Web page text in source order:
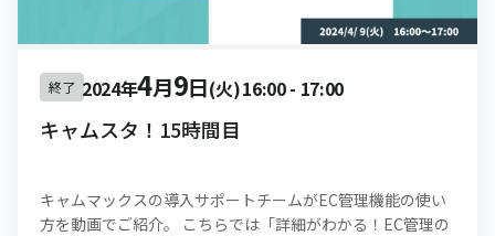
終了 2024年4月9日(火)16:00- 17:00
キャムスタ！15時間目
キャムマックスの導入サポートチームがEC管理機能の使い
方を動画でご紹介。 こちらでは「詳細がわかる！EC管理の